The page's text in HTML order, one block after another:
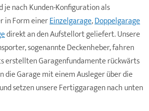
nach Kunden-Konfiguration als
in Form einerEinzelgarage,Doppelgarage
direkt an den Aufstellort geliefert. Unsere
sogenannte Deckenheber, fahren
erstellten Garagenfundamente rückwärts
die Garage mit einem Ausleger über die
setzen unsere Fertiggaragen nach unten